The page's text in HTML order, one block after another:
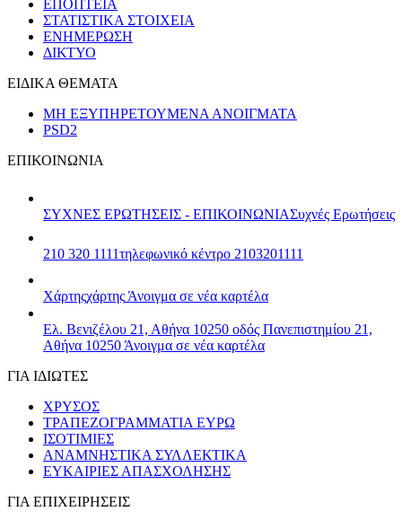
ΕΠΟΠΤΕΙΑ
ΣΤΑΤΙΣΤΙΚΑ ΣΤΟΙΧΕΙΑ
ΕΝΗΜΕΡΩΣΗ
ΔΙΚΤΥΟ
ΕΙΔΙΚΑ ΘΕΜΑΤΑ
ΜΗ ΕΞΥΠΗΡΕΤΟΥΜΕΝΑ ΑΝΟΙΓΜΑΤΑ
PSD2
ΕΠΙΚΟΙΝΩΝΙΑ
ΣΥΧΝΕΣ ΕΡΩΤΗΣΕΙΣ - ΕΠΙΚΟΙΝΩΝΙΑΣυχνές Ερωτήσεις
210 320 1111τηλεφωνικό κέντρο 2103201111
Χάρτηςχάρτης Άνοιγμα σε νέα καρτέλα
Ελ. Βενιζέλου 21, Αθήνα 10250 οδός Πανεπιστημίου 21,
Αθήνα 10250 Άνοιγμα σε νέα καρτέλα
ΓΙΑ ΙΔΙΩΤΕΣ
ΧΡΥΣΟΣ
ΤΡΑΠΕΖΟΓΡΑΜΜΑΤΙΑ ΕΥΡΩ
ΙΣΟΤΙΜΙΕΣ
ΑΝΑΜΝΗΣΤΙΚΑ ΣΥΛΛΕΚΤΙΚΑ
ΕΥΚΑΙΡΙΕΣ ΑΠΑΣΧΟΛΗΣΗΣ
ΓΙΑ ΕΠΙΧΕΙΡΗΣΕΙΣ